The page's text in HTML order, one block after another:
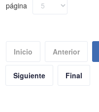
página
Inicio Anterior
Siguiente Final